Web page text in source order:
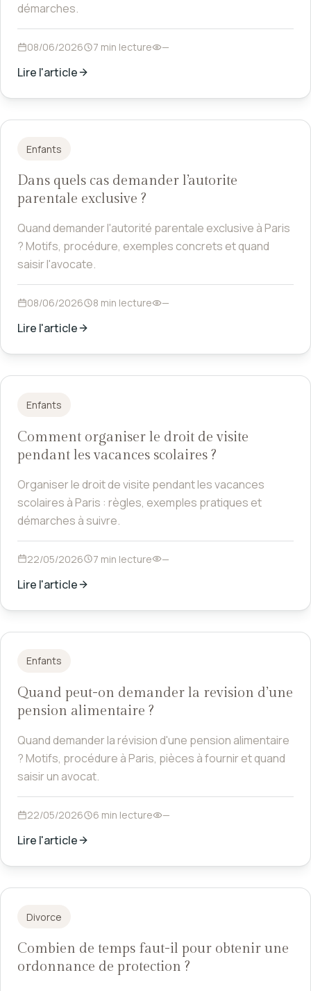
démarches.
08/06/2026 7 min lecture —
Lire l'article
Enfants
Dans quels cas demander l’autorite
parentale exclusive ?
Quand demander l'autorité parentale exclusive à Paris
? Motifs, procédure, exemples concrets et quand
saisir l'avocate.
08/06/2026 8 min lecture —
Lire l'article
Enfants
Comment organiser le droit de visite
pendant les vacances scolaires ?
Organiser le droit de visite pendant les vacances
scolaires à Paris : règles, exemples pratiques et
démarches à suivre.
22/05/2026 7 min lecture —
Lire l'article
Enfants
Quand peut-on demander la revision d’une
pension alimentaire ?
Quand demander la révision d'une pension alimentaire
? Motifs, procédure à Paris, pièces à fournir et quand
saisir un avocat.
22/05/2026 6 min lecture —
Lire l'article
Divorce
Combien de temps faut-il pour obtenir une
ordonnance de protection ?